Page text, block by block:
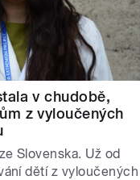
v chudobě,
z vyloučených
Slovenska. Už od
dětí z vyloučených